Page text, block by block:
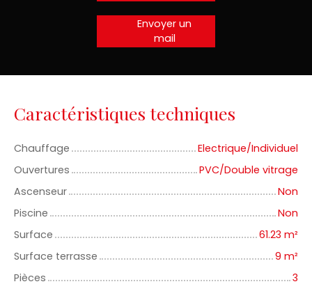
Envoyer un
mail
Caractéristiques techniques
Chauffage
Electrique/Individuel
Ouvertures
PVC/Double vitrage
Ascenseur
Non
Piscine
Non
Surface
61.23 m²
Surface terrasse
9 m²
Pièces
3